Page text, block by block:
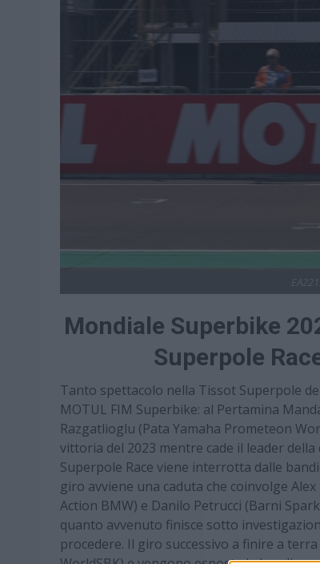
Mondiale Superbike
Superpole
Tanto spettacolo nella Tissot Superpole
MOTUL FIM Superbike: al Pertamina
Razgatlioglu (Pata Yamaha Prometeon
vittoria del 2023 mentre cade il leader
Superpole Race viene interrotta dalle
giro avviene una caduta che coinvolge
Action BMW) e Danilo Petrucci (Barni
quanto avvenuto finisce sotto
procedere. Il giro successivo a finire a